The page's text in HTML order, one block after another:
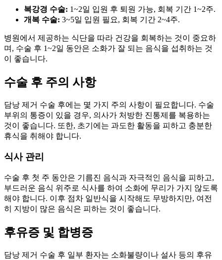
복강경 수술: 1~2일 입원 후 퇴원 가능, 회복 기간 1~2주.
개복 수술: 3~5일 입원 필요, 회복 기간 2~4주.
병원에서 제공하는 식단을 따라 건강을 회복하는 것이 중요하
며, 수술 후 1~2일 동안은 소화가 잘 되는 음식을 섭취하는 것
이 좋습니다.
수술 후 주의 사항
담낭 제거 수술 후에는 몇 가지 주의 사항이 필요합니다. 수술
부위의 통증이 있을 경우, 의사가 처방한 진통제를 복용하는
것이 좋습니다. 또한, 초기에는 과도한 활동을 피하고 충분한
휴식을 취해야 합니다.
식사 관리
수술 후 첫 주 동안은 기름진 음식과 자극적인 음식을 피하고,
부드러운 음식 위주로 식사를 하여 소화에 무리가 가지 않도록
해야 합니다. 이후 점차 일반식을 시작해도 무방하지만, 여전
히 지방이 많은 음식은 피하는 것이 좋습니다.
후유증 및 합병증
담낭 제거 수술 후 일부 환자는 소화불량이나 설사 등의 후유